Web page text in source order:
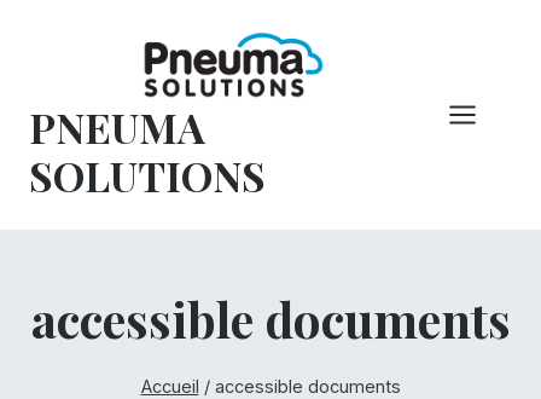
PNEUMA
SOLUTIONS
accessible documents
Accueil / accessible documents